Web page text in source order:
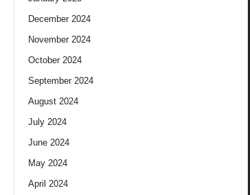
December 2024
November 2024
October 2024
September 2024
August 2024
July 2024
June 2024
May 2024
April 2024